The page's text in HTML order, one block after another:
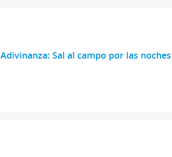
Adivinanza: Sal al campo por las noches